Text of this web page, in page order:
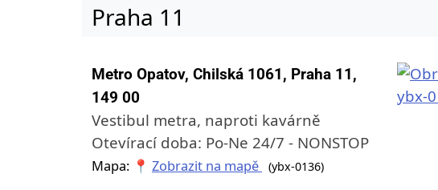
Praha 11
Metro Opatov, Chilská 1061, Praha 11,
149 00
Vestibul metra, naproti kavárně
Otevírací doba: Po-Ne 24/7 - NONSTOP
Mapa: 📍 Zobrazit na mapě (ybx-0136)